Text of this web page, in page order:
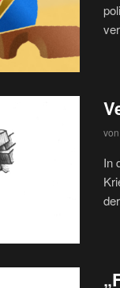
von
In